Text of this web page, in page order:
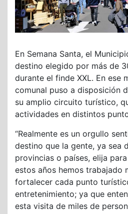
En Semana Santa, el
destino elegido por más de
durante el finde XXL. En ese
comunal puso a disposición
su amplio circuito turístico,
actividades en distintos
“Realmente es un orgullo
destino que la gente, ya sea
provincias o países, elija
estos años hemos trabajado
fortalecer cada punto
entretenimiento; ya que
esta visita de miles de